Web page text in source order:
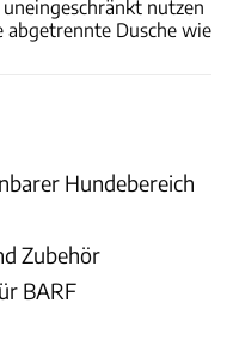
nutzen
abgetrennte Dusche wie
Hundebereich
Zubehör
BARF